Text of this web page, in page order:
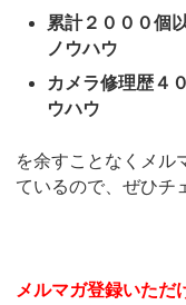
累計２０００個
ノウハウ
カメラ修理歴４
ウハウ
を余すことなくメル
ているので、ぜひチ
メルマガ登録いただ